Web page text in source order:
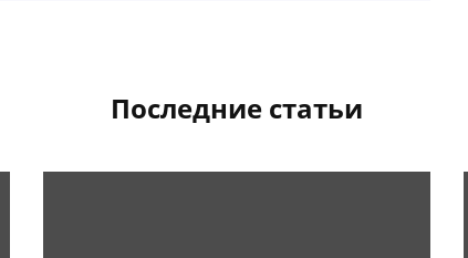
Последние статьи